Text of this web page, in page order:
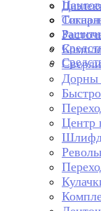
Дорны
Центр